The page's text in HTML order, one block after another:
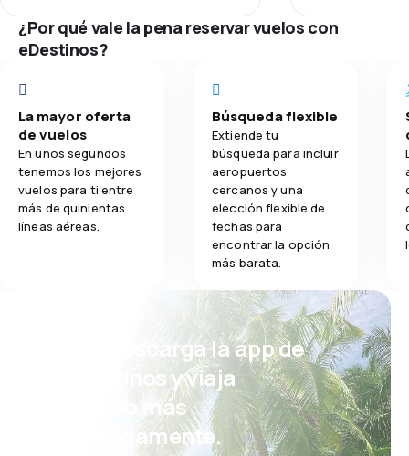
Precio del billete
1.0
Transporte de equipaje 4.0
Comidas 2.0
Transporte
¿Por qué vale la pena reservar vuelos con
eDestinos?
La mayor oferta
de vuelos
En unos segundos
tenemos los mejores
vuelos para ti entre
más de quinientas
líneas aéreas.
Búsqueda flexible
Extiende tu
búsqueda para incluir
aeropuertos
cercanos y una
elección flexible de
fechas para
encontrar la opción
más barata.
¡Eh! Descarga la app de
eDestinos y viaja
incluso más
cómodamente.